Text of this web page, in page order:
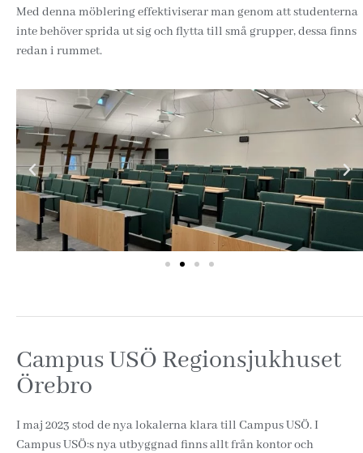
Med denna möblering effektiviserar man genom att studenterna
inte behöver sprida ut sig och flytta till små grupper, dessa finns
redan i rummet.
Campus USÖ Regionsjukhuset
Örebro
I maj 2023 stod de nya lokalerna klara till Campus USÖ. I
Campus USÖ:s nya utbyggnad finns allt från kontor och